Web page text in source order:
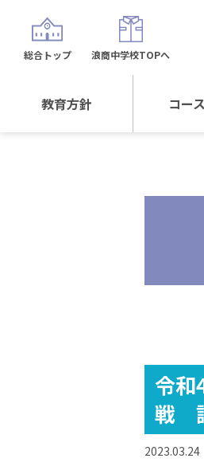
教育方針 コー
総合トップ 浪商中学校TOPへ
令
戦
2023.03.24